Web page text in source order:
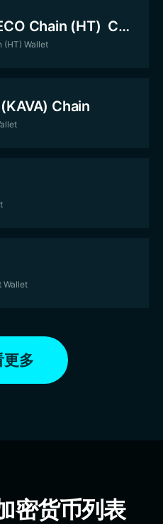
Bitget Huobi ECO Chain (HT) Chain
(HT) Wallet
Chain
Wallet
更多
密货币列表